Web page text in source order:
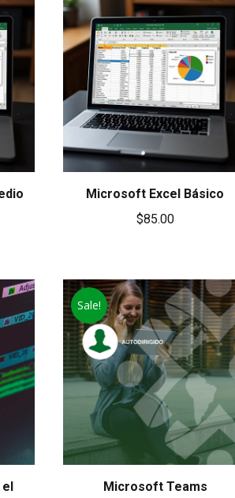
Microsoft Excel Básico
$85.00
el
Sale!
Microsoft Teams